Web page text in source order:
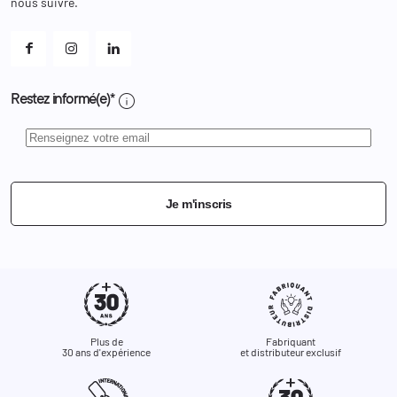
Restez informé(e)* info
Je m'inscris
Plus de
30 ans d'expérience
Fabriquant
et distributeur exclusif